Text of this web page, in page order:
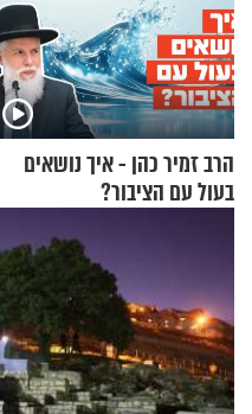
הרב זמיר כהן - איך נושאים
בעול עם הציבור?